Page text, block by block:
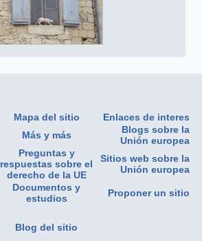
Mapa del sitio
Enlaces de interes
Más y más
Blogs sobre la
Unión europea
Preguntas y
respuestas sobre el
derecho de la UE
Sitios web sobre la
Unión europea
Documentos y
estudios
Proponer un sitio
Blog del sitio